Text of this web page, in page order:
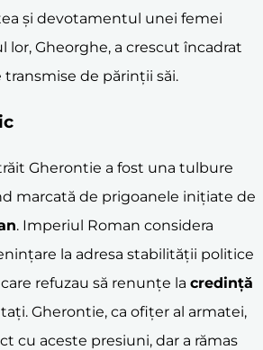
și devotamentul unei femei
lor, Gheorghe, a crescut încadrat
de părinții săi.
Gherontie a fost una tulbure
marcată de prigoanele inițiate de
. Imperiul Roman considera
la adresa stabilității politice
refuzau să renunțe la credință
Gherontie, ca ofițer al armatei,
cu aceste presiuni, dar a rămas